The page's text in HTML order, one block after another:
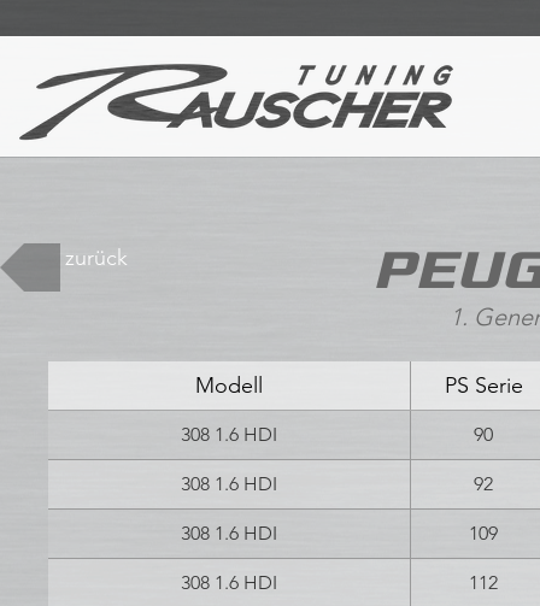
1.
Modell PS Serie
308 1.6 HDI 90
308 1.6 HDI 92
308 1.6 HDI 109
308 1.6 HDI 112
zurück